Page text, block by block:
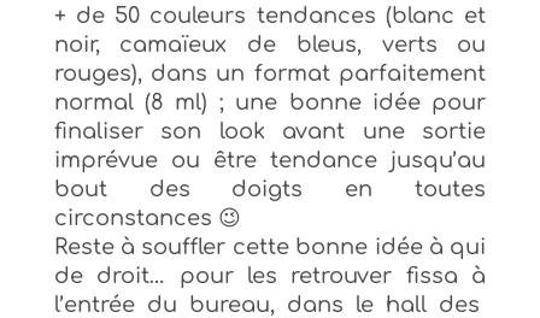
+ de 50 couleurs tendances (blanc et
noir, camaïeux de bleus, verts ou
rouges), dans un format parfaitement
normal(8 ml) ; une bonne idée pour
finaliser son look avant une sortie
imprévueou être tendance jusqu’au
bout des doigts en toutes
circonstances 😉
Reste à souffler cette bonne idée à qui
de droit… pour les retrouver fissa à
l’entrée du bureau, dans le hall des